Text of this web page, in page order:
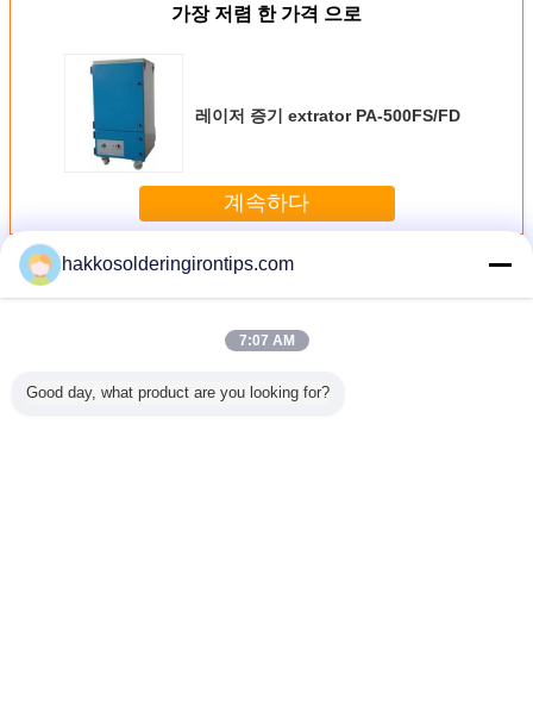
가장 저렴 한 가격 으로
레이저 증기 extrator PA-500FS/FD
계속하다
더 많은 것레이저 증기 갈퀴
증기
00:18 전문가 6개
7.5 kw 10 마력 알
hakkosolderingirontips.com
7:07 AM
Good day, what product are you looking for?